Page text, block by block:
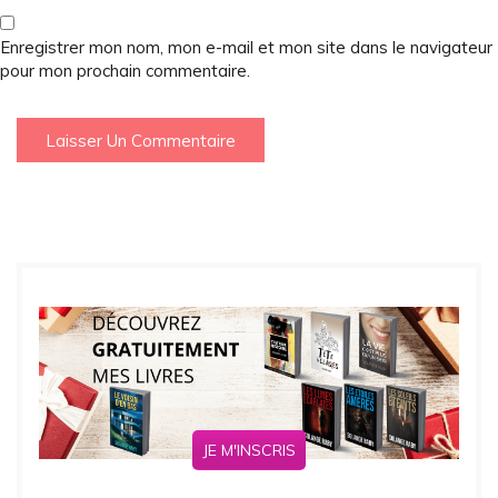
Enregistrer mon nom, mon e-mail et mon site dans le navigateur
pour mon prochain commentaire.
JE M'INSCRIS